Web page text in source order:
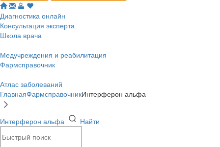
Диагностика онлайн
Консультация эксперта
Школа врача
Медучреждения и реабилитация
Фармсправочник
Атлас заболеваний
ГлавнаяФармсправочникИнтерферон альфа
Интерферон альфа Найти